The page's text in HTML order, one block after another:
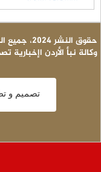
© حقوق النشر 2024، جميع الحقوق محفوظة | نبأ الأردن
وكالة نبأ الأردن
تصميم و